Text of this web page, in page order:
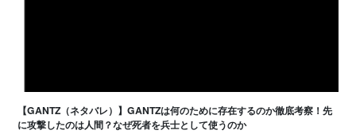
【GANTZ（ネタバレ）】GANTZは何のために存在するのか徹底考察！先
に攻撃したのは人間？なぜ死者を兵士として使うのか